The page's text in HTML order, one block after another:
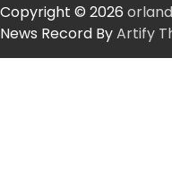
Copyright © 2026
News Record ByArtify